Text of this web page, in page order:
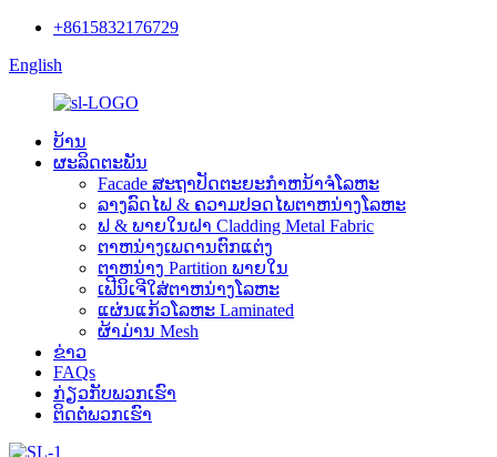
+8615832176729
English
ບ້ານ
ຜະລິດຕະພັນ
Facade ສະຖາປັດຕະຍະກໍາຫນ້າຈໍໂລຫະ
ລາງລົດໄຟ & ຄວາມປອດໄພຕາຫນ່າງໂລຫະ
ຟ & ພາຍໃນຝາ Cladding Metal Fabric
ຕາຫນ່າງເພດານຕົກແຕ່ງ
ຕາຫນ່າງ Partition ພາຍໃນ
ເຟີນິເຈີໃສ່ຕາຫນ່າງໂລຫະ
ແຜ່ນແກ້ວໂລຫະ Laminated
ຜ້າມ່ານ Mesh
ຂ່າວ
FAQs
ກ່ຽວ​ກັບ​ພວກ​ເຮົາ
ຕິດ​ຕໍ່​ພວກ​ເຮົາ